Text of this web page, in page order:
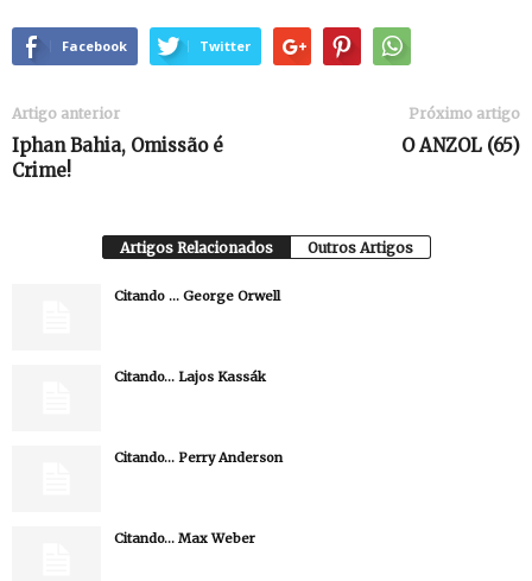
Facebook Twitter
Artigo anterior
Iphan Bahia, Omissão é
Crime!
Próximo artigo
O ANZOL (65)
Artigos Relacionados Outros Artigos
Citando … George Orwell
Citando… Lajos Kassák
Citando… Perry Anderson
Citando… Max Weber